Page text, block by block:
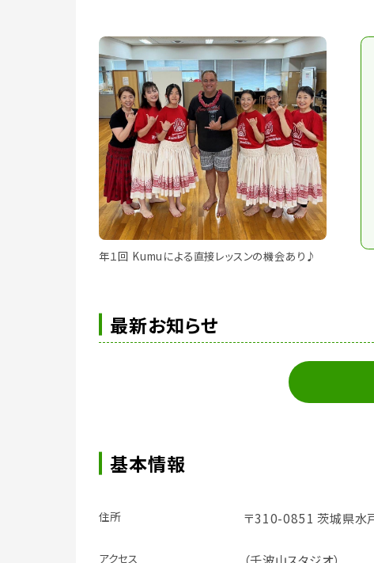
年１回 Kumuによる直接レッスンの機会あり♪
最新お知らせ
基本情報
住所 〒310-0851 茨城県水
アクセス